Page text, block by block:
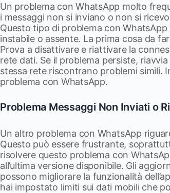
Un problema con WhatsApp molto
i messaggi non si inviano o non si
Questo tipo di problema con
instabile o assente. La prima cosa da
Prova a disattivare e riattivare la
rete dati. Se il problema persiste,
stessa rete riscontrano problemi simili.
problema con WhatsApp.
Problema Messaggi Non Inviati o
Un altro problema con WhatsApp
Questo può essere frustrante,
risolvere questo problema con
all’ultima versione disponibile. Gli
possono migliorare la funzionalità
hai impostato limiti sui dati mobili che